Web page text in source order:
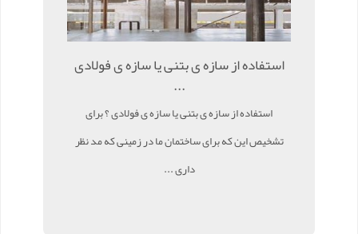
استفاده از سازه ی بتنی یا سازه ی فولادی
...
استفاده از سازه ی بتنی یا سازه ی فولادی ؟ برای
تشخیص این که برای ساختمان ما در زمینی که مد نظر
داری ...